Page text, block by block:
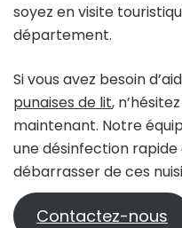
soyez en visite
département.
Si vous avez besoin
punaises de lit,
maintenant. Notre
une désinfection
débarrasser de ces
Contactez-nous